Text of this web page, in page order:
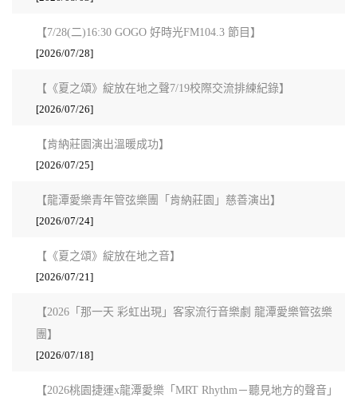
【7/28(二)16:30 GOGO 好時光FM104.3 節目】
[2026/07/28]
【《夏之頌》綻放在地之聲7/19校際交流排練紀錄】
[2026/07/26]
【肯納莊園演出溫暖成功】
[2026/07/25]
【龍潭愛樂青年管弦樂團「肯納莊園」慈善演出】
[2026/07/24]
【《夏之頌》綻放在地之音】
[2026/07/21]
【2026「那一天 彩虹出現」客家流行音樂劇 龍潭愛樂管弦樂
團】
[2026/07/18]
【2026桃園捷運x龍潭愛樂「MRT Rhythm－聽見地方的聲音」